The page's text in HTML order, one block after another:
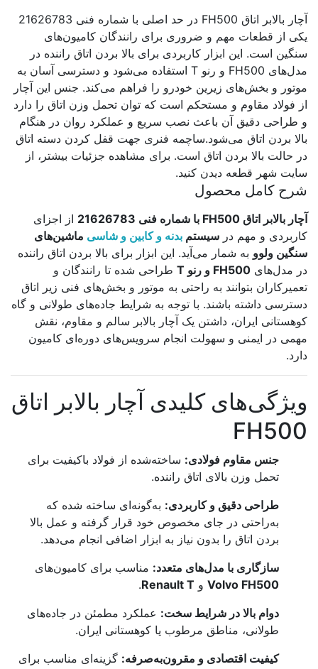
آچار بالابر اتاق FH500 در حد اصلی با شماره فنی 21626783
یکی از قطعات مهم و ضروری برای رانندگان کامیون‌های
سنگین است. این ابزار کاربردی برای بالا بردن اتاق راننده در
مدل‌های FH500 و رنو T استفاده می‌شود و دسترسی آسان به
موتور و بخش‌های زیرین خودرو را فراهم می‌کند. جنس این آچار
از فولاد مقاوم و مستحکم است که توان تحمل وزن اتاق را دارد
و طراحی دقیق آن باعث نصب سریع و عملکرد روان در هنگام
بالا بردن اتاق می‌شود.ساچمه فنری جهت قفل کردن دسته اتاق
در حالت بالا بردن اتاق است. برای مشاهده جزئیات بیشتر، از
سایت شهر قطعه دیدن کنید.
شرح کامل محصول
آچار بالابر اتاق FH500 با شماره فنی 21626783
از اجزای
کاربردی و مهم در سیستم بدنه و کابین و شاسی ماشین‌های
سنگین ولووبه شمار می‌آید. این ابزار برای بالا بردن اتاق راننده
در مدل‌های FH500 و رنو T
طراحی شده تا رانندگان و
تعمیرکاران بتوانند به راحتی به موتور و بخش‌های فنی زیر اتاق
دسترسی داشته باشند. با توجه به شرایط جاده‌های طولانی و گاه
کوهستانی ایران، داشتن یک آچار بالابر سالم و مقاوم، نقش
مهمی در ایمنی و سهولت انجام سرویس‌های دوره‌ای کامیون
دارد.
ویژگی‌های کلیدی آچار بالابر اتاق
FH500
جنس مقاوم فولادی:ساخته‌شده از فولاد باکیفیت برای
تحمل وزن بالای اتاق راننده.
طراحی دقیق و کاربردی:به‌گونه‌ای ساخته شده که
به‌راحتی در جای مخصوص خود قرار گرفته و عمل بالا
بردن اتاق را بدون نیاز به ابزار اضافی انجام می‌دهد.
سازگاری با مدل‌های متعدد:مناسب برای کامیون‌های
Volvo FH500و Renault T
.
دوام بالا در شرایط سخت:عملکرد مطمئن در جاده‌های
طولانی، مناطق مرطوب یا کوهستانی ایران.
کیفیت اقتصادی و مقرون‌به‌صرفه:گزینه‌ای مناسب برای